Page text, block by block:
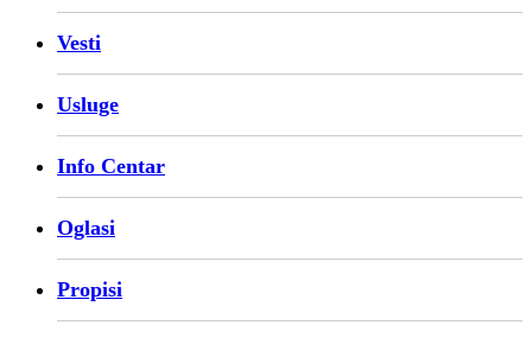
Vesti
Usluge
Info Centar
Oglasi
Propisi